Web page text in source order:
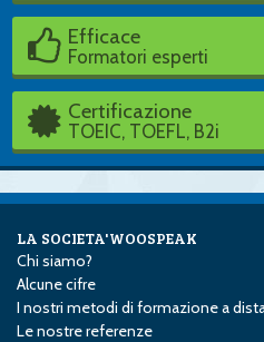
Efficace
Formatori esperti
Certificazione
TOEIC, TOEFL, B2i
LA SOCIETA'WOOSPEAK
Chi siamo?
Alcune cifre
I nostri metodi di formazione a
Le nostre referenze